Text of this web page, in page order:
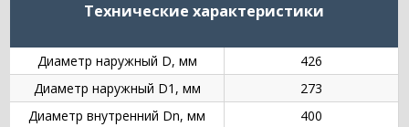
Технические характеристики
Диаметр наружный D, мм
426
Диаметр наружный D1, мм
273
Диаметр внутренний Dn, мм
400